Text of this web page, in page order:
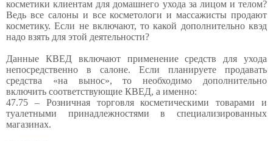
косметики клиентам для домашнего ухода за лицом и телом?
Ведь все салоны и все косметологи и массажисты продают
косметику. Если не включают, то какой дополнительно квэд
надо взять для этой деятельности?
Данные КВЕД включают применение средств для ухода
непосредственно в салоне. Если планируете продавать
средства «на вынос», то необходимо дополнительно
включить соответствующие КВЕД, а именно:
47.75 – Розничная торговля косметическими товарами и
туалетными принадлежностями в специализированных
магазинах.
Вакансии Калькулятор
Миграционные
услуги
Услуги
бухгалтера